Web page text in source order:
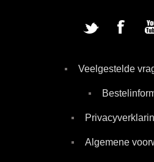
Veelgestelde
Algemene